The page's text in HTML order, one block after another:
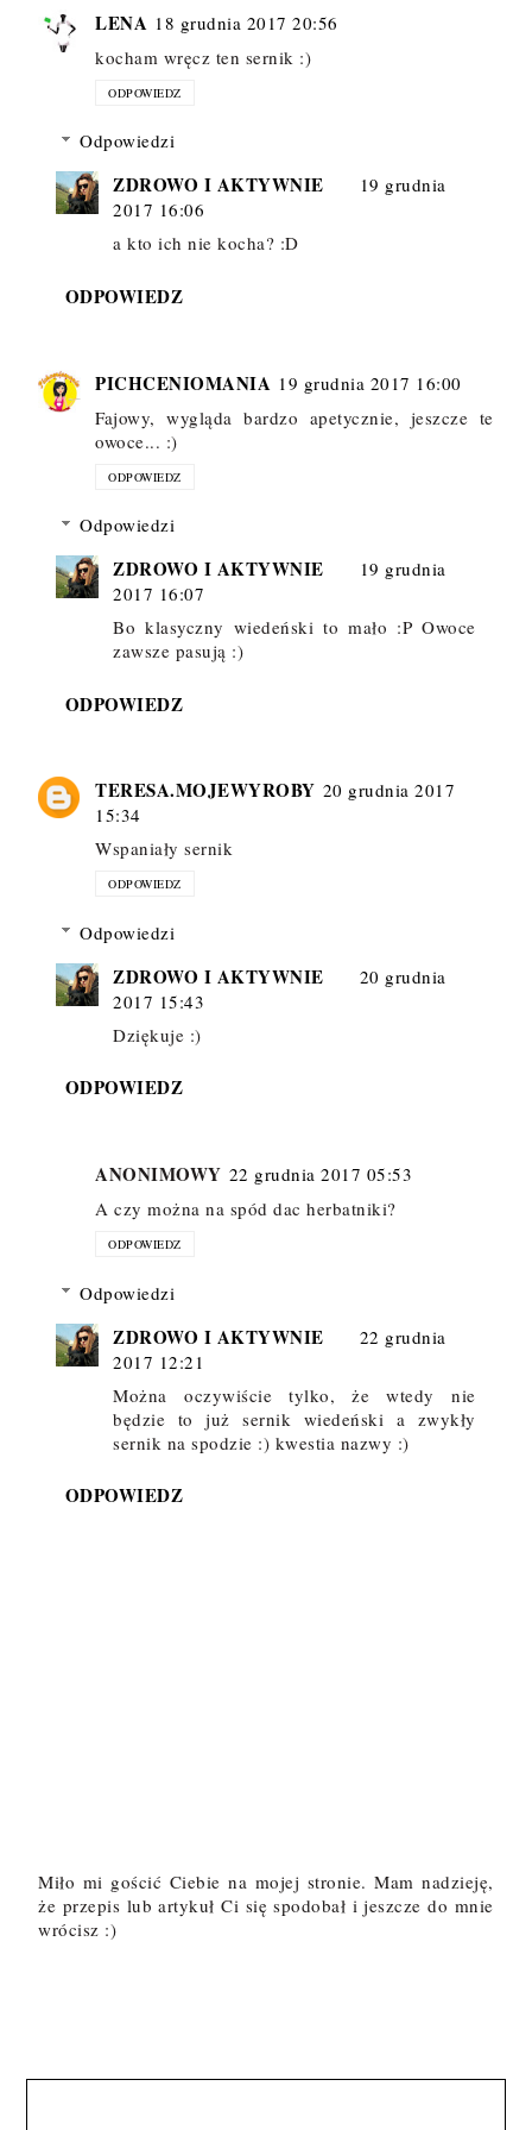
LENA 18 grudnia 2017 20:56
kocham wręcz ten sernik :)
ODPOWIEDZ
Odpowiedzi
ZDROWO I AKTYWNIE
19 grudnia
2017 16:06
a kto ich nie kocha? :D
ODPOWIEDZ
PICHCENIOMANIA 19 grudnia 2017 16:00
Fajowy, wygląda bardzo apetycznie, jeszcze te
owoce... :)
ODPOWIEDZ
Odpowiedzi
ZDROWO I AKTYWNIE
19 grudnia
2017 16:07
Bo klasyczny wiedeński to mało :P Owoce
zawsze pasują :)
ODPOWIEDZ
TERESA.MOJEWYROBY 20 grudnia 2017
15:34
Wspaniały sernik
ODPOWIEDZ
Odpowiedzi
ZDROWO I AKTYWNIE
20 grudnia
2017 15:43
Dziękuje :)
ODPOWIEDZ
ANONIMOWY 22 grudnia 2017 05:53
A czy można na spód dac herbatniki?
ODPOWIEDZ
Odpowiedzi
ZDROWO I AKTYWNIE
22 grudnia
2017 12:21
Można oczywiście tylko, że wtedy nie
będzie to już sernik wiedeński a zwykły
sernik na spodzie :) kwestia nazwy :)
ODPOWIEDZ
Miło mi gościć Ciebie na mojej stronie. Mam nadzieję,
że przepis lub artykuł Ci się spodobał i jeszcze do mnie
wrócisz :)